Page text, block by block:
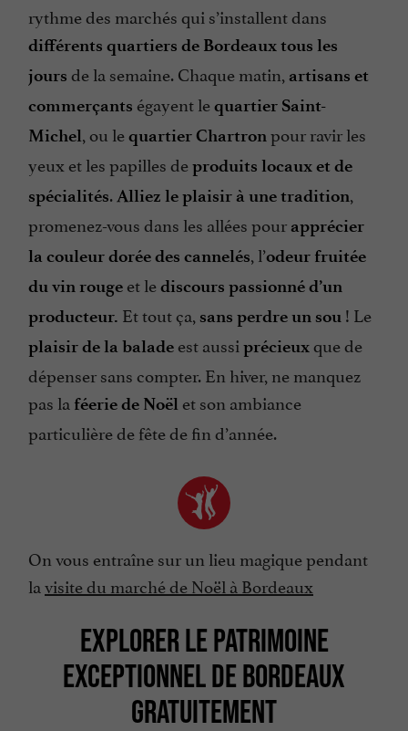
rythme des marchés qui s’installent dans
différents quartiers de Bordeaux tous les
jours de la semaine. Chaque matin, artisans et
commerçants égayent lequartier Saint-
Michel, ou lequartier Chartronpour ravir les
yeux et les papilles deproduits locaux et de
spécialités.Alliez le plaisir à une tradition,
promenez-vous dans les allées pour apprécier
la couleur dorée des cannelés, l’odeur fruitée
du vin rouge et lediscours passionné d’un
producteur. Et tout ça, sans perdre un sou ! Le
plaisir de la balade est aussi précieuxque de
dépenser sans compter. En hiver, ne manquez
pas la féerie de Noël et son ambiance
particulière de fête de fin d’année.
On vous entraîne sur un lieu magique pendant
lavisite du marché de Noël à Bordeaux
EXPLORER LE PATRIMOINE
EXCEPTIONNEL DE BORDEAUX
GRATUITEMENT